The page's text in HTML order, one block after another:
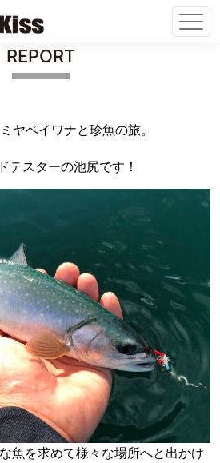
REPORT
ヤベイワナと珍魚の旅。
スターの池尻です！
魚を求めて様々な場所へと出かけ